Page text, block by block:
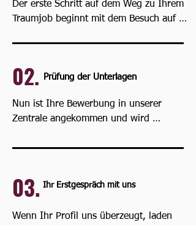
Der erste Schritt auf dem Weg zu Ihrem
Traumjob beginnt mit dem Besuch auf
02. Prüfung der Unterlagen
Nun ist Ihre Bewerbung in unserer
Zentrale angekommen und wird
geprüft.
Ihre Unterlagen werden daraufhin an
den zuständigen Recruiter weitergeleitet,
Qualifikationen mit den Anforderungen
03. Ihr Erstgespräch mit uns
Wenn Ihr Profil uns überzeugt, laden